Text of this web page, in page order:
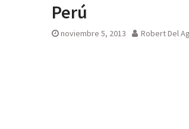
Perú
noviembre 5, 2013 Robert Del